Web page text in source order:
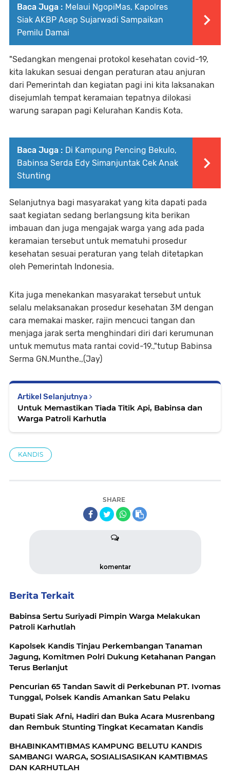
Baca Juga : Melaui NgopiMas, Kapolres
Siak AKBP Asep Sujarwadi Sampaikan
Pemilu Damai
"Sedangkan mengenai protokol kesehatan covid-19,
kita lakukan sesuai dengan peraturan atau anjuran
dari Pemerintah dan kegiatan pagi ini kita laksanakan
disejumlah tempat keramaian tepatnya dilokasi
warung sarapan pagi Kelurahan Kandis Kota.
Baca Juga : Di Kampung Pencing Bekulo,
Babinsa Serda Edy Simanjuntak Cek Anak
Stunting
Selanjutnya bagi masyarakat yang kita dapati pada
saat kegiatan sedang berlangsung kita berikan
imbauan dan juga mengajak warga yang ada pada
keramaian tersebut untuk mematuhi prosedur
kesehatan sesuai peraturan yang telah ditetapkan
oleh Pemerintah Indonesia.
Kita juga menekankan masyarakat tersebut untuk
selalu melaksanakan prosedur kesehatan 3M dengan
cara memakai masker, rajin mencuci tangan dan
menjaga jarak serta menghindari diri dari kerumunan
untuk memutus mata rantai covid-19.,"tutup Babinsa
Serma GN.Munthe.,(Jay)
Artikel Selanjutnya
Untuk Memastikan Tiada Titik Api, Babinsa dan
Warga Patroli Karhutla
KANDIS
SHARE
komentar
Berita Terkait
Babinsa Sertu Suriyadi Pimpin Warga Melakukan
Patroli Karhutlah
Kapolsek Kandis Tinjau Perkembangan Tanaman
Jagung, Komitmen Polri Dukung Ketahanan Pangan
Terus Berlanjut
Pencurian 65 Tandan Sawit di Perkebunan PT. Ivomas
Tunggal, Polsek Kandis Amankan Satu Pelaku
Bupati Siak Afni, Hadiri dan Buka Acara Musrenbang
dan Rembuk Stunting Tingkat Kecamatan Kandis
BHABINKAMTIBMAS KAMPUNG BELUTU KANDIS
SAMBANGI WARGA, SOSIALISASIKAN KAMTIBMAS
DAN KARHUTLAH